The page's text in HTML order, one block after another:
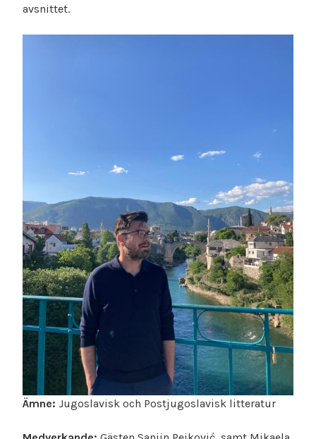
avsnittet.
Ämne: Jugoslavisk och Postjugoslavisk litteratur